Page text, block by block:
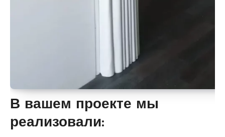
В вашем проекте мы
реализовали: